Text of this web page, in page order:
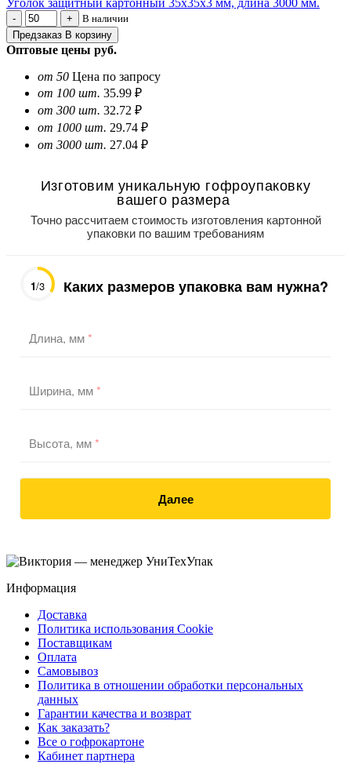
Уголок защитный картонный 35х35х3 мм, длина 3000 мм.
В наличии
Предзаказ В корзину
Оптовые цены руб.
от 50 Цена по запросу
от 100 шт. 35.99 ₽
от 300 шт. 32.72 ₽
от 1000 шт. 29.74 ₽
от 3000 шт. 27.04 ₽
Изготовим уникальную гофроупаковку
вашего размера
Точно рассчитаем стоимость изготовления картонной
упаковки по вашим требованиям
1/3 Каких размеров упаковка вам нужна?
Длина, мм*
Ширина, мм*
Высота, мм*
Далее
Информация
Доставка
Политика использования Cookie
Поставщикам
Оплата
Самовывоз
Политика в отношении обработки персональных
данных
Гарантии качества и возврат
Как заказать?
Все о гофрокартоне
Кабинет партнера